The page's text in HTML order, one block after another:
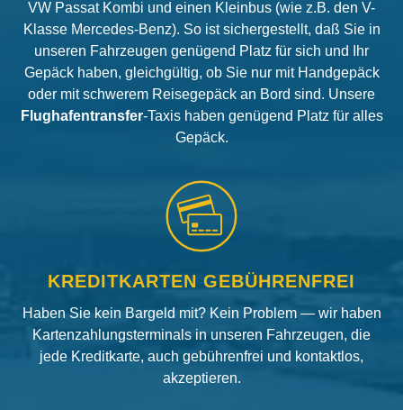
VW Passat Kombi und einen Kleinbus (wie z.B. den V-
Klasse Mercedes-Benz). So ist sichergestellt, daß Sie in
unseren Fahrzeugen genügend Platz für sich und Ihr
Gepäck haben, gleichgültig, ob Sie nur mit Handgepäck
oder mit schwerem Reisegepäck an Bord sind. Unsere
Flughafentransfer-Taxis haben genügend Platz für alles
Gepäck.
KREDITKARTEN GEBÜHRENFREI
Haben Sie kein Bargeld mit? Kein Problem — wir haben
Kartenzahlungsterminals in unseren Fahrzeugen, die
jede Kreditkarte, auch gebührenfrei und kontaktlos,
akzeptieren.